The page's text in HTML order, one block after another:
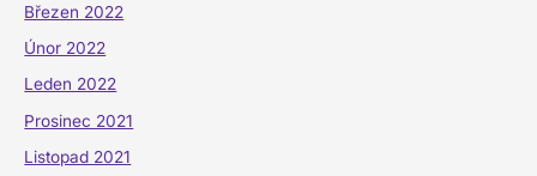
Březen 2022
Únor 2022
Leden 2022
Prosinec 2021
Listopad 2021